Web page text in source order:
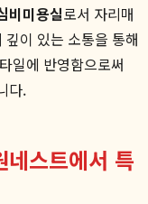
비미용실로서 자리매
이 있는 소통을 통해
일에 반영함으로써
다.
스트에서 특